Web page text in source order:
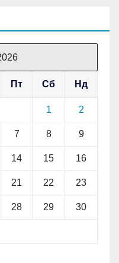
Пт Сб Нд
1 2
7 8 9
14 15 16
21 22 23
28 29 30